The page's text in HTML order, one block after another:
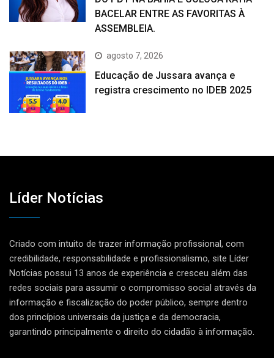
BACELAR ENTRE AS FAVORITAS À
ASSEMBLEIA.
agosto 7, 2026
Educação de Jussara avança e
registra crescimento no IDEB 2025
Líder Notícias
Criado com intuito de trazer informação profissional, com
credibilidade, responsabilidade e profissionalismo, site Líder
Notícias possui 13 anos de experiência e cresceu além das
redes sociais para assumir o compromisso social através da
informação e fiscalização do poder público, sempre dentro
dos princípios universais da justiça e da democracia,
garantindo principalmente o direito do cidadão à informação.